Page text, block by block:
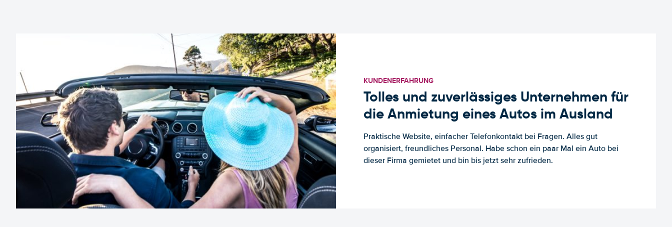
KUNDENERFAHRUNG
Tolles und zuverlässiges Unternehmen für
die Anmietung eines Autos im Ausland
Praktische Website, einfacher Telefonkontakt bei Fragen. Alles gut
organisiert, freundliches Personal. Habe schon ein paar Mal ein Auto bei
dieser Firma gemietet und bin bis jetzt sehr zufrieden.